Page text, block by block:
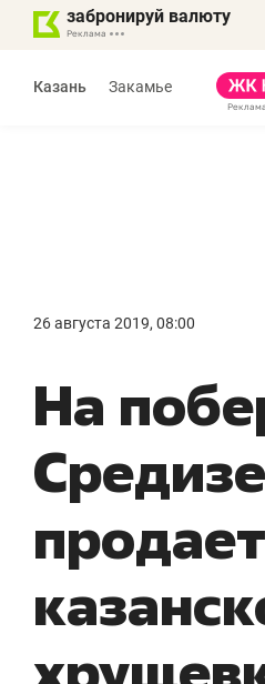
забронируй валюту
Казань Закамье
26 августа 2019, 08:00
На